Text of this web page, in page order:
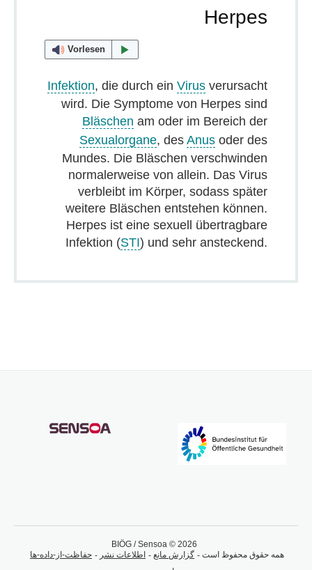
Herpes
Vorlesen
Infektion, die durch ein Virus verursacht
wird. Die Symptome von Herpes sind
Bläschen am oder im Bereich der
Sexualorgane, des Anus oder des
Mundes. Die Bläschen verschwinden
normalerweise von allein. Das Virus
verbleibt im Körper, sodass später
weitere Bläschen entstehen können.
Herpes ist eine sexuell übertragbare
Infektion (STI) und sehr ansteckend.
BIÖG / Sensoa © 2026
همه حقوق محفوظ است
گزارش مانع اطلاعات نشر
حفاظت-از-داده-ها